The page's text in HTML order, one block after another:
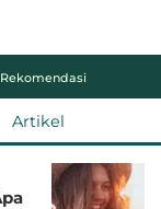
Rekomendasi
Artikel